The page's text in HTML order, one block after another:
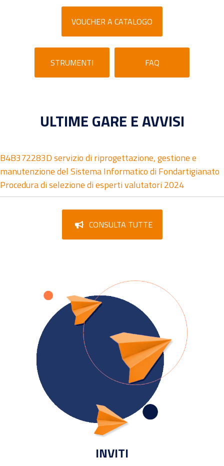
VOUCHER A CATALOGO
STRUMENTI FAQ
ULTIME GARE E AVVISI
B4B372283D servizio di riprogettazione, gestione e
manutenzione del Sistema Informatico di Fondartigianato
Procedura di selezione di esperti valutatori 2024
CONSULTA TUTTE
INVITI